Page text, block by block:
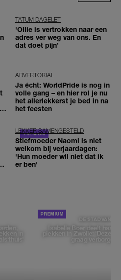
TATUM DAGELET
'Ollie is vertrokken naar een
adres ver weg van ons. En
dat doet pijn’
ADVERTORIAL
Ja écht: WorldPride is nog in
volle gang – en hier rol je nu
het allerlekkerst je bed in na
het feesten
LEKKER SAMENGESTELD
Stiefmoeder Naomi is niet
welkom bij verjaardagen:
'Hun moeder wil niet dat ik
er ben'
in
thuis'
DE STAD VAN
Isabelle Boer deelt haar
plekken in Zwolle: 'Deze
graag verborgen'